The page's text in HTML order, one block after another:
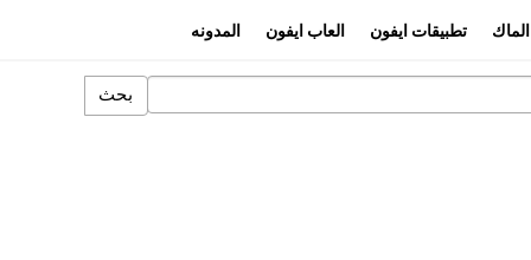
الماك تطبيقات ايفون العاب ايفون المدونه
بحث